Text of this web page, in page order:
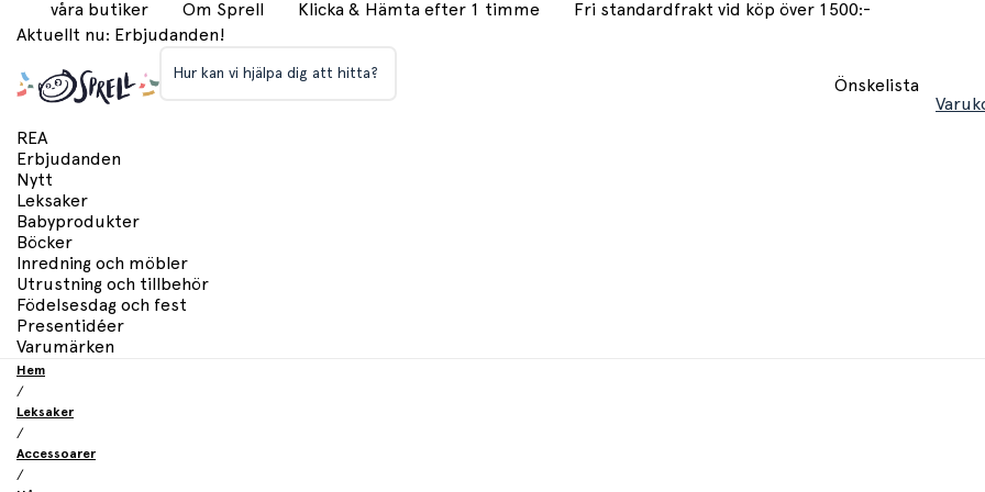
våra butiker Om Sprell Klicka & Hämta efter 1 timme
Fri standardfrakt vid köp över 1500:-
Aktuellt nu: Erbjudanden!
Hur kan vi hjälpa dig att hitta?
Önskelista
REA
Erbjudanden
Nytt
Leksaker
Babyprodukter
Böcker
Inredning och möbler
Utrustning och tillbehör
Födelsesdag och fest
Presentidéer
Varumärken
Hem
/
Leksaker
/
Accessoarer
/